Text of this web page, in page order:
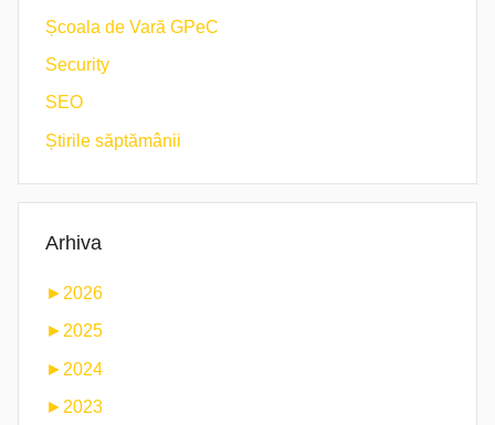
Școala de Vară GPeC
Security
SEO
Știrile săptămânii
Arhiva
► 2026
► 2025
► 2024
► 2023